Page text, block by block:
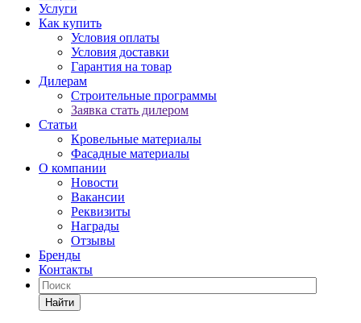
Услуги
Как купить
Условия оплаты
Условия доставки
Гарантия на товар
Дилерам
Строительные программы
Заявка стать дилером
Статьи
Кровельные материалы
Фасадные материалы
О компании
Новости
Вакансии
Реквизиты
Награды
Отзывы
Бренды
Контакты
Найти